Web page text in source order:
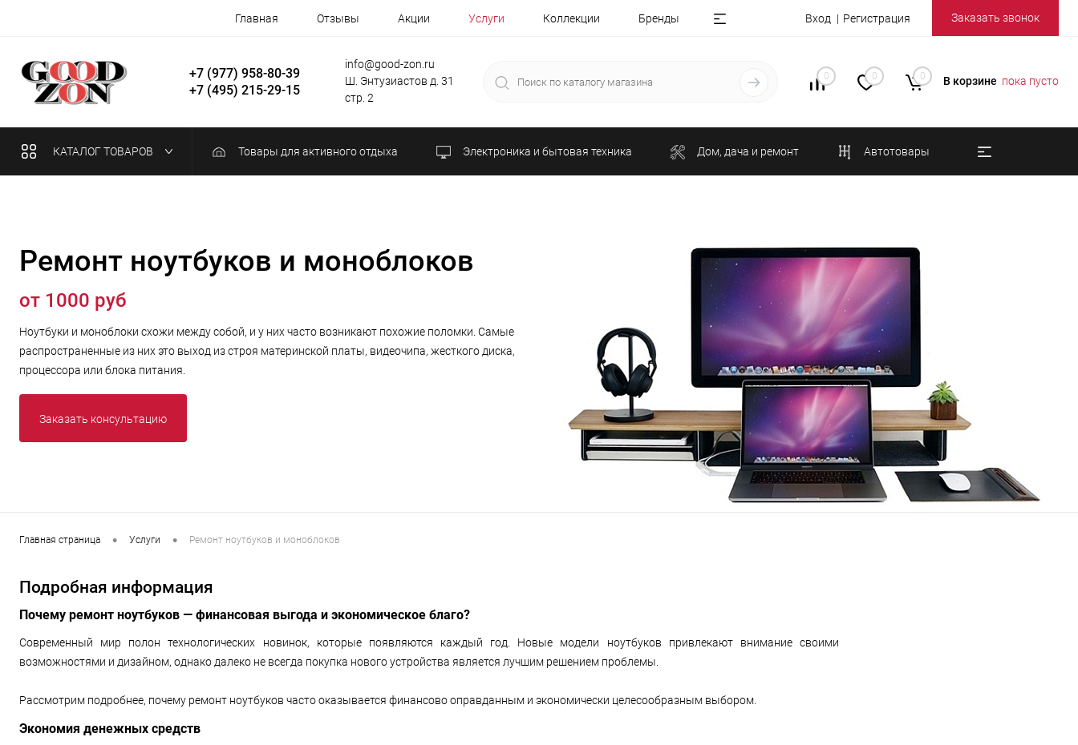
Главная Отзывы Акции Услуги Коллекции Бренды Вход Регистрация Заказать звонок
+7 (977) 958-80-39
+7 (495) 215-29-15
info@good-zon.ru
Ш. Энтузиастов д. 31
стр. 2
0 0 0 В корзине пока пусто
КАТАЛОГ ТОВАРОВ Товары для активного отдыха Электроника и бытовая техника Дом, дача и ремонт Автотовары
Ремонт ноутбуков и моноблоков
от 1000 руб
Ноутбуки и моноблоки схожи между собой, и у них часто возникают похожие поломки. Самые
распространенные из них это выход из строя материнской платы, видеочипа, жесткого диска,
процессора или блока питания.
Заказать консультацию
Главная страница • Услуги • Ремонт ноутбуков и моноблоков
Подробная информация
Почему ремонт ноутбуков — финансовая выгода и экономическое благо?
Современный мир полон технологических новинок, которые появляются каждый год. Новые модели ноутбуков привлекают внимание своими
возможностями и дизайном, однако далеко не всегда покупка нового устройства является лучшим решением проблемы.
Рассмотрим подробнее, почему ремонт ноутбуков часто оказывается финансово оправданным и экономически целесообразным выбором.
Экономия денежных средств